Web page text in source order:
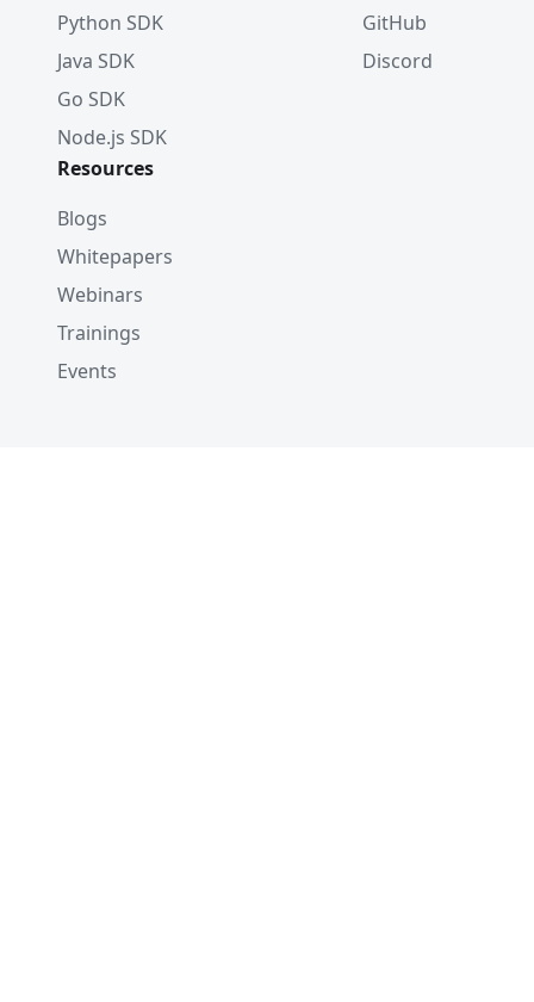
Python SDK
Java SDK
Go SDK
Node.js SDK
GitHub
Discord
Resources
Blogs
Whitepapers
Webinars
Trainings
Events